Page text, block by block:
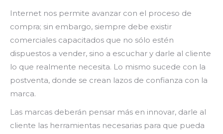
Internet nos permite avanzar con el proceso de
compra; sin embargo, siempre debe existir
comerciales capacitados que no sólo estén
dispuestos a vender, sino a escuchar y darle al cliente
lo que realmente necesita. Lo mismo sucede con la
postventa, donde se crean lazos de confianza con la
marca.
Las marcas deberán pensar más en innovar, darle al
cliente las herramientas necesarias para que pueda